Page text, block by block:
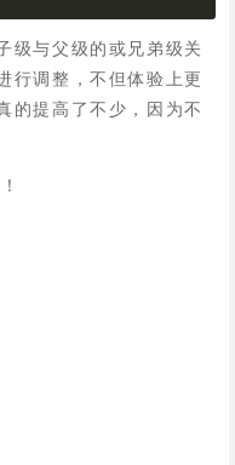
级与父级的或兄弟级关
行调整，不但体验上更
的提高了不少，因为不